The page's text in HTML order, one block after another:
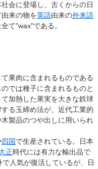
会に登場し、古くからの日
由来の物を英語由来の外来語
て"wax"である。
果肉に含まれるものである
では種子に含まれるものと
て加熱した果実を大きな鉄球
る玉締め法が、近代工業的
木製品のつや出しに用いられ
四国で生産されている。日本
正時代には有力な輸出品で
人気が復活しているが、日